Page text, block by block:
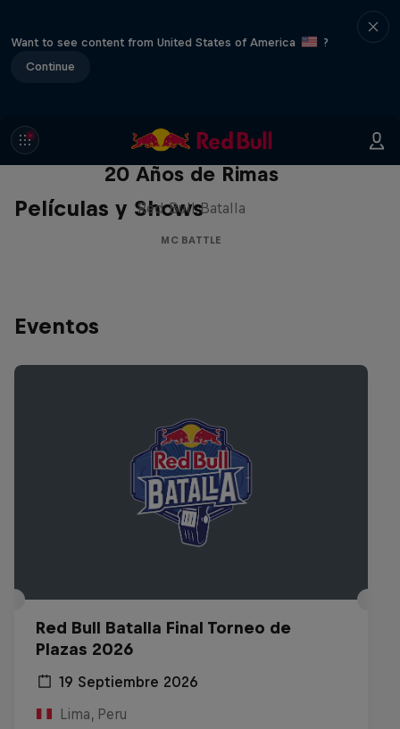
Want to see content from United States of America
?
Continue
Películas y Shows
Red Bull Batalla Nueva Historia:
20 Años de Rimas
Red Bull Batalla
MC BATTLE
Eventos
Red Bull Batalla Final Torneo de
Plazas 2026
19 Septiembre 2026
Lima, Peru